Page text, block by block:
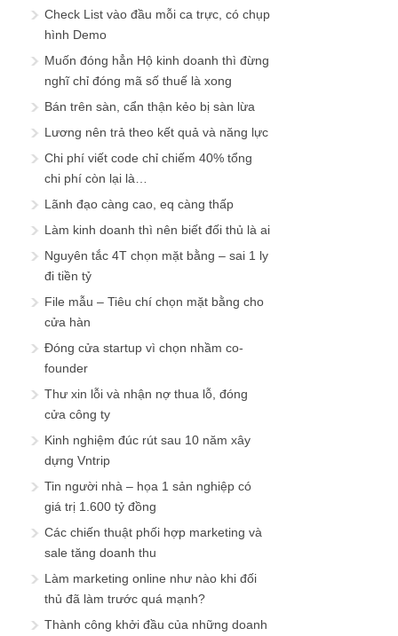
Check List vào đầu mỗi ca trực, có chụp
hình Demo
Muốn đóng hẳn Hộ kinh doanh thì đừng
nghĩ chỉ đóng mã số thuế là xong
Bán trên sàn, cẩn thận kẻo bị sàn lừa
Lương nên trả theo kết quả và năng lực
Chi phí viết code chỉ chiếm 40% tổng
chi phí còn lại là…
Lãnh đạo càng cao, eq càng thấp
Làm kinh doanh thì nên biết đối thủ là ai
Nguyên tắc 4T chọn mặt bằng – sai 1 ly
đi tiền tỷ
File mẫu – Tiêu chí chọn mặt bằng cho
cửa hàn
Đóng cửa startup vì chọn nhầm co-
founder
Thư xin lỗi và nhận nợ thua lỗ, đóng
cửa công ty
Kinh nghiệm đúc rút sau 10 năm xây
dựng Vntrip
Tin người nhà – họa 1 sản nghiệp có
giá trị 1.600 tỷ đồng
Các chiến thuật phối hợp marketing và
sale tăng doanh thu
Làm marketing online như nào khi đối
thủ đã làm trước quá mạnh?
Thành công khởi đầu của những doanh